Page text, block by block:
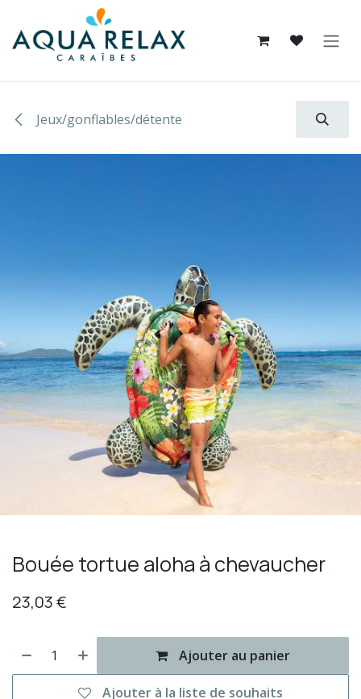
Se rendre au contenu
Jeux/gonflables/détente
Bouée tortue aloha à chevaucher
23,03€
Ajouter au panier
Ajouter à la liste de souhaits